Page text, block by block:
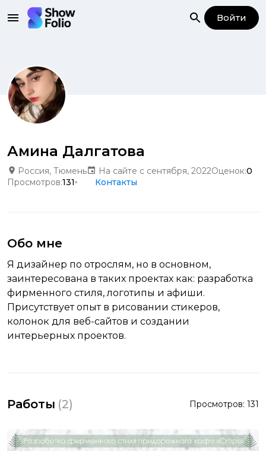
Войти
Амина Далгатова
Россия, Тюмень На сайте с сентября, 2022Оценок:0
Просмотров:131 Контакты
Обо мне
Я дизайнер по отрослям, но в основном,
заинтересована в таких проектах как: разработка
фирменного стиля, логотипы и афиши.
Присутствует опыт в рисовании стикеров,
колонок для веб-сайтов и создании
интерьерных проектов.
Работы (2) Просмотров: 131